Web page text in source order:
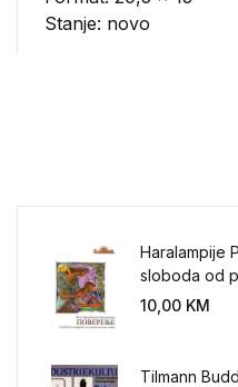
Stanje: novo
Haralampije
sloboda od
sveta
10,00 KM
Tilmann